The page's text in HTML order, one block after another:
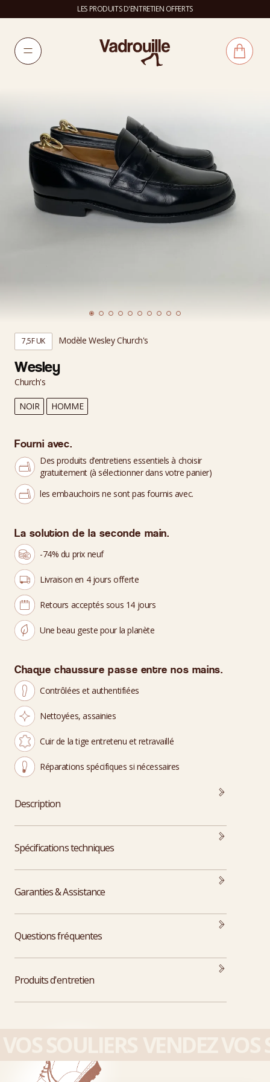
LES PRODUITS D'ENTRETIEN OFFERTS
7,5F UK Modèle Wesley Church's
Wesley
Church's
NOIR HOMME
Fourni avec.
Des produits d’entretiens essentiels à choisir
gratuitement (à sélectionner dans votre panier)
les embauchoirs ne sont pas fournis avec.
La solution de la seconde main.
-74% du prix neuf
Livraison en 4 jours offerte
Retours acceptés sous 14 jours
Une beau geste pour la planète
Chaque chaussure passe entre nos mains.
Contrôlées et authentifiées
Nettoyées, assainies
Cuir de la tige entretenu et retravaillé
Réparations spécifiques si nécessaires
Description
Spécifications techniques
Garanties & Assistance
Questions fréquentes
Produits d'entretien